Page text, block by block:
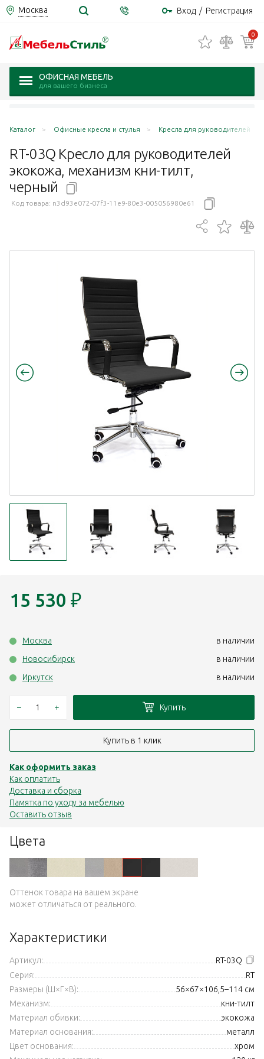
Москва Вход / Регистрация
0
ОФИСНАЯ МЕБЕЛЬ
для вашего бизнеса
Каталог Офисные кресла и стулья Кресла для руководителей
RT-03Q Кресло для руководителей
экокожа, механизм кни-тилт,
черный
Код товара: n3d93e072-07f3-11e9-80e3-005056980e61
Цвета
Оттенок товара на вашем экране
может отличаться от реального.
Характеристики
Артикул:
RT-03Q
Серия:
RT
Размеры (Ш×Г×В):
56×67×106,5–114 см
Механизм:
кни-тилт
Материал обивки:
экокожа
Материал основания:
металл
Цвет основания:
хром
15 530 ₽
Москва
в наличии
Новосибирск
в наличии
Иркутск
в наличии
– + Купить
Купить в 1 клик
Как оформить заказ
Как оплатить
Доставка и сборка
Памятка по уходу за мебелью
Оставить отзыв